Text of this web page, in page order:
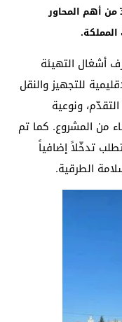
من أهم المحاور
.
أشغال التهيئة
للتجهيز والنقل
ونوعية
من المشروع. كما تم
تدخّلاً إضافياً
الطرقية.